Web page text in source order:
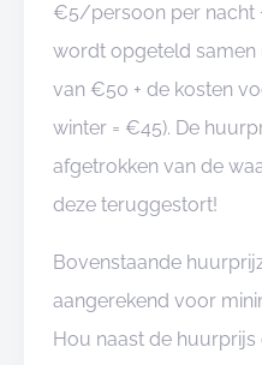
€5/persoon per nacht
wordt opgeteld samen
van €50 + de kosten
winter = €45). De
afgetrokken van de
deze teruggestort!
Bovenstaande
aangerekend voor
Hou naast de